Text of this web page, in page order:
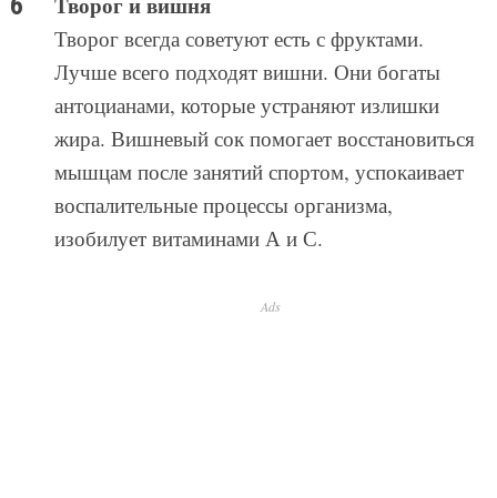
Творог всегда советуют есть с фруктами.
Лучше всего подходят вишни. Они богаты
антоцианами, которые устраняют излишки
жира. Вишневый сок помогает восстановиться
мышцам после занятий спортом, успокаивает
воспалительные процессы организма,
изобилует витаминами А и С.
Ads